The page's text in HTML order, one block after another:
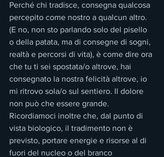
Perché chi tradisce, consegna qualcosa
percepito come nostro a qualcun altro.
(E no, non sto parlando solo del pisello
o della patata, ma di consegne di sogni,
realtà e percorsi di vita), è come dire ora
che tu ti sei spostata/o altrove, hai
consegnato la nostra felicità altrove, io
mi ritrovo sola/o sul sentiero. Il dolore
non può che essere grande.
Ricordiamoci inoltre che, dal punto di
vista biologico, il tradimento non è
previsto, portare energie e risorse al di
fuori del nucleo o del branco